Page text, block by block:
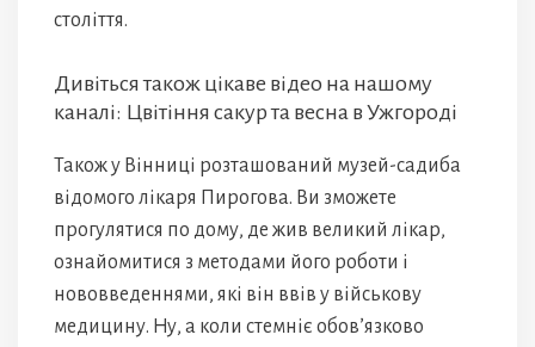
століття.
Дивіться також цікаве відео на нашому
каналі: Цвітіння сакур та весна в Ужгороді
Також у Вінниці розташований музей-садиба
відомого лікаря Пирогова. Ви зможете
прогулятися по дому, де жив великий лікар,
ознайомитися з методами його роботи і
нововведеннями, які він ввів у військову
медицину. Ну, а коли стемніє обов’язково